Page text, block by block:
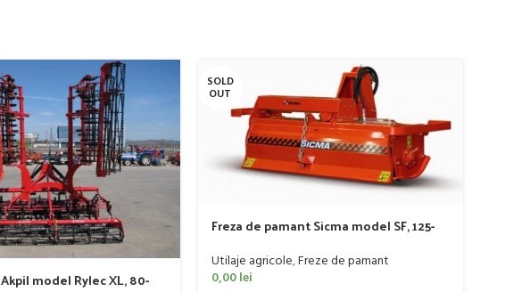
model Rylec XL, 80-
SOLD
OUT
Freza de pamant Sicma model SF, 125-
Utilaje agricole,Freze de pamant
0,00lei